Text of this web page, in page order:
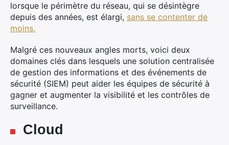
lorsque le périmètre du réseau, qui se désintègre
depuis des années, est élargi, sans se contenter de
moins.
Malgré ces nouveaux angles morts, voici deux
domaines clés dans lesquels une solution centralisée
de gestion des informations et des événements de
sécurité (SIEM) peut aider les équipes de sécurité à
gagner et augmenter la visibilité et les contrôles de
surveillance.
Cloud